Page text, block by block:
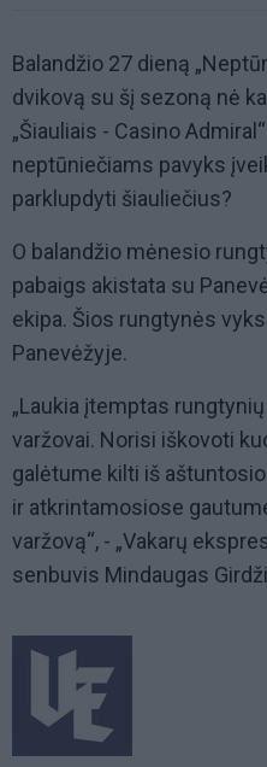
Balandžio 27 dieną
dvikovą su šį sezoną nė
„Šiauliais - Casino
neptūniečiams pavyks
parklupdyti šiauliečius?
O balandžio mėnesio
pabaigs akistata su
ekipa. Šios rungtynės
Panevėžyje.
„Laukia įtemptas
varžovai. Norisi iškovoti
galėtume kilti iš
ir atkrintamosiose
varžovą“, - „Vakarų
senbuvis Mindaugas